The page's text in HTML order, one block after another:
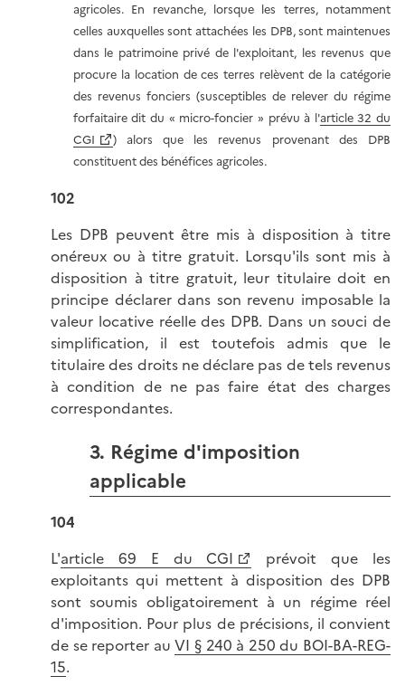
agricoles. En revanche, lorsque les terres, notamment
celles auxquelles sont attachées les DPB, sont maintenues
dans le patrimoine privé de l'exploitant, les revenus que
procure la location de ces terres relèvent de la catégorie
des revenus fonciers (susceptibles de relever du régime
forfaitaire dit du « micro-foncier » prévu à l'article 32 du
CGI
) alors que les revenus provenant des DPB
constituent des bénéfices agricoles.
102
Les DPB peuvent être mis à disposition à titre
onéreux ou à titre gratuit. Lorsqu'ils sont mis à
disposition à titre gratuit, leur titulaire doit en
principe déclarer dans son revenu imposable la
valeur locative réelle des DPB. Dans un souci de
simplification, il est toutefois admis que le
titulaire des droits ne déclare pas de tels revenus
à condition de ne pas faire état des charges
correspondantes.
3. Régime d'imposition
applicable
104
L'article 69 E du CGI
prévoit que les
exploitants qui mettent à disposition des DPB
sont soumis obligatoirement à un régime réel
d'imposition. Pour plus de précisions, il convient
de se reporter auVI § 240 à 250 du BOI-BA-REG-
15.